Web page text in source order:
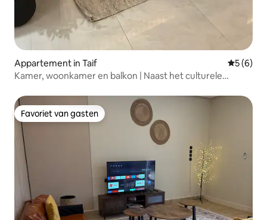
Appartement in Taif
5 (6)
Kamer, woonkamer en balkon | Naast het culturele
Favoriet van gasten
Favoriet van gasten